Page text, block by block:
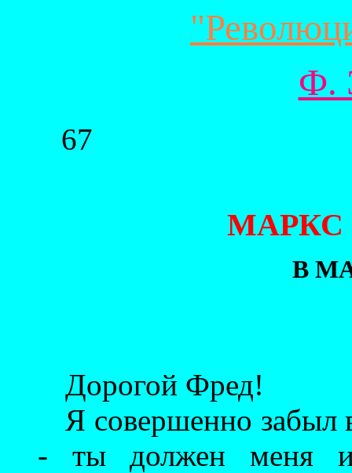
Ф.
67
МАРКС
В
Дорогой Фред!
Я совершенно забыл
- ты должен меня